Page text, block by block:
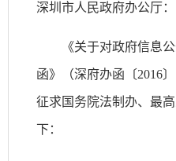
深圳市人民政府办公厅：
《关于对政府信息
函》（深府办函〔2016
征求国务院法制办、最
下：